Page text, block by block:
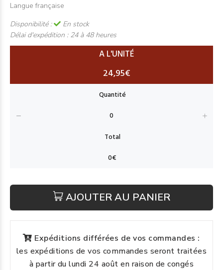
Langue française
Disponibilité :
En stock
Délai d'expédition : 24 à 48 heures
A L'UNITÉ
24,95€
AJOUTER AU PANIER
Expéditions différées de vos commandes :
les expéditions de vos commandes seront traitées
à partir du lundi 24 août en raison de congés